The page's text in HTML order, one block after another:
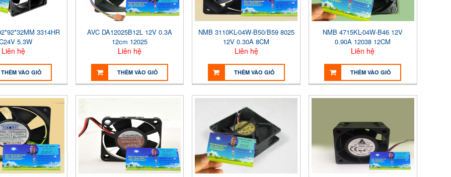
3314HR
5.3W
Liên hệ
THÊM VÀO GIỎ
AVC DA12025B12L 12V 0.3A
12cm 12025
Liên hệ
THÊM VÀO GIỎ
NMB 3110KL-04W-B50/B59 8025
12V 0.30A 8CM
Liên hệ
THÊM VÀO GIỎ
NMB 4715KL-04W-B46 12V
0.90A 12038 12CM
Liên hệ
THÊM VÀO GIỎ